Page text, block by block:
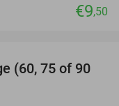
€9,50
49%
(60, 75 of 90